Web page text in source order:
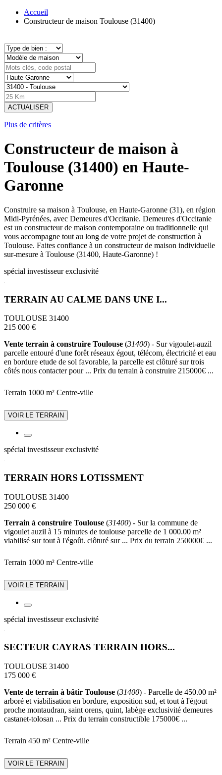
Accueil
Constructeur de maison Toulouse (31400)
ACTUALISER
Plus de critères
Constructeur de maison à
Toulouse (31400) en Haute-
Garonne
Construire sa maison à Toulouse, en Haute-Garonne (31), en région
Midi-Pyrénées, avec Demeures d'Occitanie. Demeures d'Occitanie
est un constructeur de maison contemporaine ou traditionnelle qui
vous accompagne tout au long de votre projet de construction à
Toulouse. Faites confiance à un constructeur de maison individuelle
sur-mesure à Toulouse (31400, Haute-Garonne) !
spécial investisseur exclusivité
TERRAIN AU CALME DANS UNE I...
TOULOUSE 31400
215 000 €
Vente terrain à construire Toulouse (31400) - Sur vigoulet-auzil
parcelle entouré d'une forêt réseaux égout, télécom, électricité et eau
en bordure etude de sol favorable, la parcelle est clôturé sur trois
côtés nous contacter pour ... Prix du terrain à construire 215000€ ...
Terrain 1000 m² Centre-ville
VOIR LE TERRAIN
spécial investisseur exclusivité
TERRAIN HORS LOTISSMENT
TOULOUSE 31400
250 000 €
Terrain à construire Toulouse (31400) - Sur la commune de
vigoulet auzil à 15 minutes de toulouse parcelle de 1 000.00 m²
viabilisé sur tout à l'égoût. clôturé sur ... Prix du terrain 250000€ ...
Terrain 1000 m² Centre-ville
VOIR LE TERRAIN
spécial investisseur exclusivité
SECTEUR CAYRAS TERRAIN HORS...
TOULOUSE 31400
175 000 €
Vente de terrain à bâtir Toulouse (31400) - Parcelle de 450.00 m²
arboré et viabilisation en bordure, exposition sud, et tout à l'égout
proche montaudran, saint orens, quint, labège exclusivité demeures
castanet-tolosan ... Prix du terrain constructible 175000€ ...
Terrain 450 m² Centre-ville
VOIR LE TERRAIN